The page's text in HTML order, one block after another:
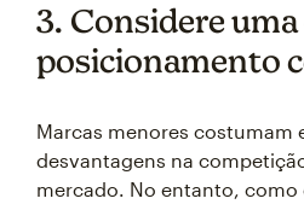
3. Considere
posicionamento
Marcas menores costumam
desvantagens na
mercado. No entanto, como